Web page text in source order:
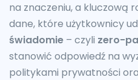
na znaczeniu, a kluczową
dane, które użytkownicy
świadomie – czyli zero-
stanowić odpowiedź na
politykami prywatności